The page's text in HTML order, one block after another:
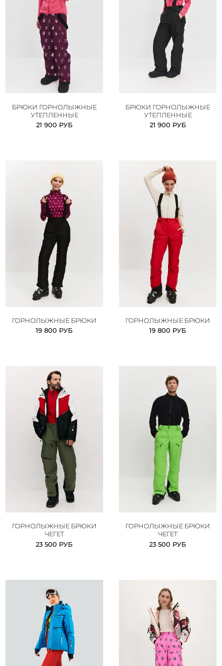
БРЮКИ ГОРНОЛЫЖНЫЕ
УТЕПЛЕННЫЕ
21 900 РУБ
БРЮКИ ГОРНОЛЫЖНЫЕ
УТЕПЛЕННЫЕ
21 900 РУБ
ГОРНОЛЫЖНЫЕ БРЮКИ
19 800 РУБ
ГОРНОЛЫЖНЫЕ БРЮКИ
19 800 РУБ
ГОРНОЛЫЖНЫЕ БРЮКИ
ЧЕГЕТ
23 500 РУБ
ГОРНОЛЫЖНЫЕ БРЮКИ
ЧЕГЕТ
23 500 РУБ